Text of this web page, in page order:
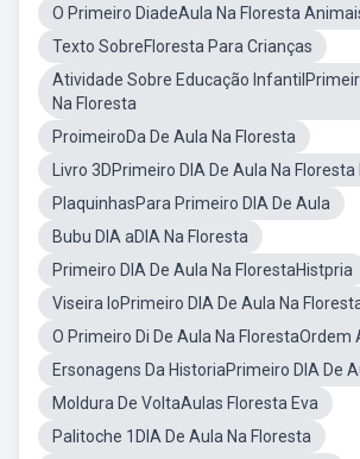
O Primeiro DiadeAula Na Floresta
Texto SobreFloresta Para Crianças
Atividade Sobre Educação
Na Floresta
ProimeiroDa De Aula Na Floresta
Livro 3DPrimeiro DIA De Aula Na
PlaquinhasPara Primeiro DIA De Aula
Bubu DIA aDIA Na Floresta
Primeiro DIA De Aula Na FlorestaHistpria
Viseira IoPrimeiro DIA De Aula Na
O Primeiro Di De Aula Na
Ersonagens Da HistoriaPrimeiro DIA De
Moldura De VoltaAulas Floresta Eva
Palitoche 1DIA De Aula Na Floresta